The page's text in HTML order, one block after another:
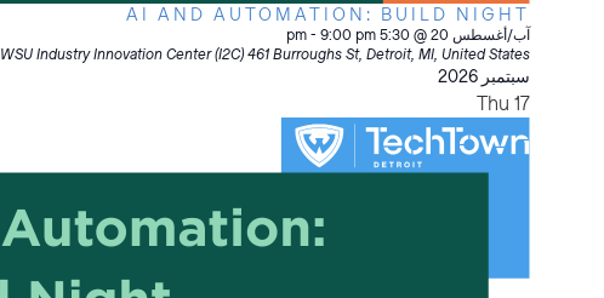
AI AND AUTOMATION: BUILD NIGHT
آب/أغسطس 20 @ 5:30 pm - 9:00 pm
WSU Industry Innovation Center (I2C)461 Burroughs St, Detroit, MI, United States
سبتمبر 2026
Thu 17